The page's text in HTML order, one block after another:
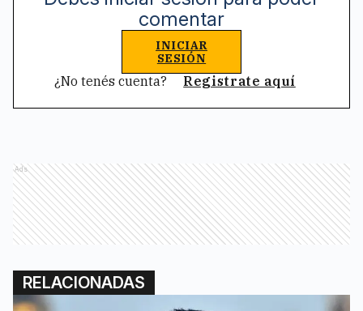
comentar
INICIAR
SESIÓN
¿No tenés cuenta? Registrate aquí
Ads
RELACIONADAS